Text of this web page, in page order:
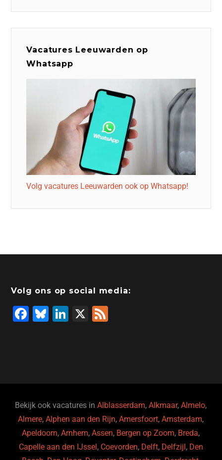
Vacatures Leeuwarden op
Whatsapp
Volg vacatures Leeuwarden ook op Whatsapp!
Volg ons op social media:
F
o
k
Bl
Li X
Bekijk ook vacatures inAlblasserdam,Alkmaar,Almelo,
Almere,Alphen aan den Rijn,Amersfoort,Amsterdam,
Apeldoorn,Arnhem,Assen, Bergen op Zoom, Breda,
Capelle aan den IJssel, Coevorden, Delft, Delfzijl, Den